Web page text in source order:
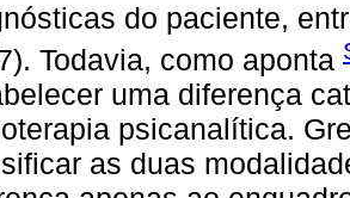
do paciente,
Todavia, como aponta
uma diferença
psicanalítica.
as duas